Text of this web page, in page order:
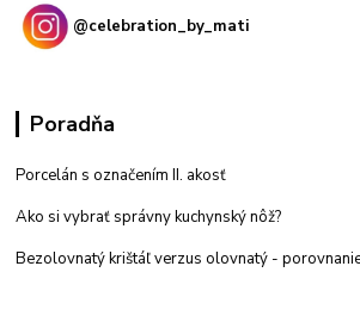
@celebration_by_mati
Poradňa
Porcelán s označením II. akosť
Ako si vybrať správny kuchynský nôž?
Bezolovnatý krištáľ verzus olovnatý -